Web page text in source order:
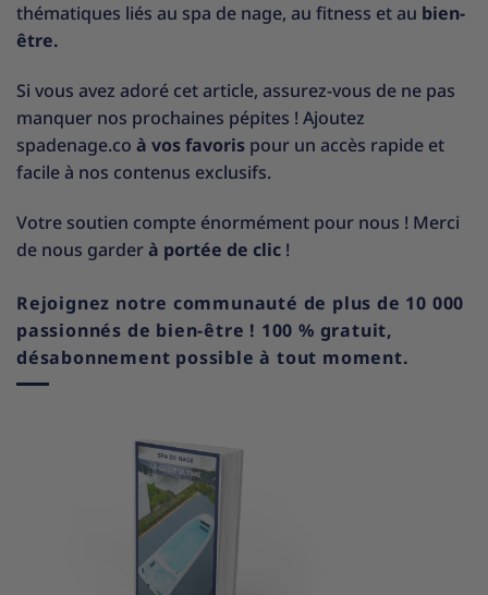
thématiques liés au spa de nage, au fitness et au bien-
être.
Si vous avez adoré cet article, assurez-vous de ne pas
manquer nos prochaines pépites ! Ajoutez
spadenage.co à vos favoris pour un accès rapide et
facile à nos contenus exclusifs.
Votre soutien compte énormément pour nous ! Merci
de nous garderà portée de clic !
Rejoignez notre communauté de plus de 10 000
passionnés de bien-être ! 100 % gratuit,
désabonnement possible à tout moment.